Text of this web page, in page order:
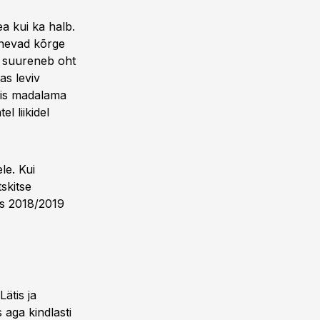
kui ka halb.
kõrge
suureneb oht
leviv
madalama
liikidel
Kui
2018/2019
ja
aga kindlasti